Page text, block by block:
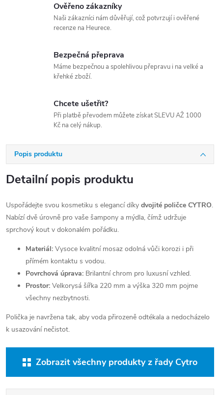
Ověřeno zákazníky
Naši zákazníci nám důvěřují, což potvrzují i ověřené
recenze na Heurece.
Bezpečná přeprava
Máme bezpečnou a spolehlivou přepravu i na velké a
křehké zboží.
Chcete ušetřit?
Při platbě převodem můžete získat SLEVU AŽ 1000
Kč na celý nákup.
Popis produktu
Detailní popis produktu
Uspořádejte svou kosmetiku s elegancí díky dvojité poličce CYTRO.
Nabízí dvě úrovně pro vaše šampony a mýdla, čímž udržuje
sprchový kout v dokonalém pořádku.
Materiál: Vysoce kvalitní mosaz odolná vůči korozi i při
přímém kontaktu s vodou.
Povrchová úprava: Brilantní chrom pro luxusní vzhled.
Prostor: Velkorysá šířka 220 mm a výška 320 mm pojme
všechny nezbytnosti.
Polička je navržena tak, aby voda přirozeně odtékala a nedocházelo
k usazování nečistot.
Zobrazit všechny produkty z řady Cytro